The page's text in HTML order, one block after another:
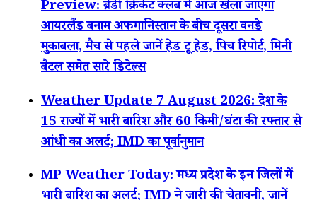
Preview: ब्रेडी क्रिकेट क्लब में आज खेला जाएगा
आयरलैंड बनाम अफगानिस्तान के बीच दूसरा वनडे
मुकाबला, मैच से पहले जानें हेड टू हेड, पिच रिपोर्ट, मिनी
बैटल समेत सारे डिटेल्स
Weather Update 7 August 2026: देश के
15 राज्यों में भारी बारिश और 60 किमी/घंटा की रफ्तार से
आंधी का अलर्ट; IMD का पूर्वानुमान
MP Weather Today: मध्य प्रदेश के इन जिलों में